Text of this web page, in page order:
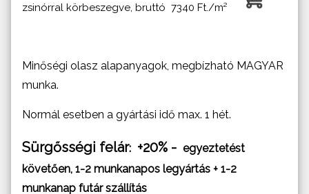
zsinórral körbeszegve, bruttó 7340 Ft./m²
Minőségi olasz alapanyagok, megbízható MAGYAR
munka.
Normál esetben a gyártási idő max. 1 hét.
Sürgősségi felár: +20% - egyeztetést
követően, 1-2 munkanapos legyártás + 1-2
munkanap futár szállítás